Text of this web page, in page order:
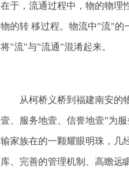
在于，流通过程中，物的物理
物的转 移过程。物流中"流"的
将"流"与"流通"混淆起来。
从柯桥义桥到福建南安的
壹、服务地壹、信誉地壹”为
输家族在的一颗耀眼明珠，几
库、完善的管理机制、高瞻远